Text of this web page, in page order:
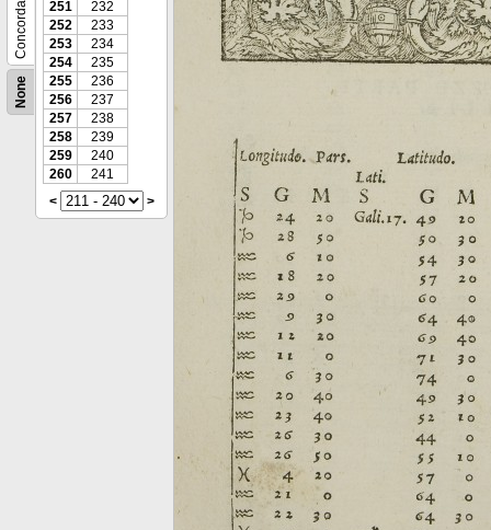
None
Concordance
251
232
252
233
253
234
254
235
255
236
256
237
257
238
258
239
259
240
260
241
<
>